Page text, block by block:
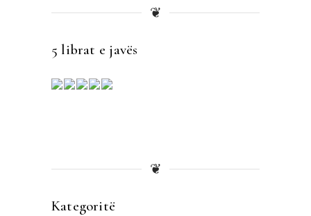
❦
5 librat e javës
❦
Kategoritë